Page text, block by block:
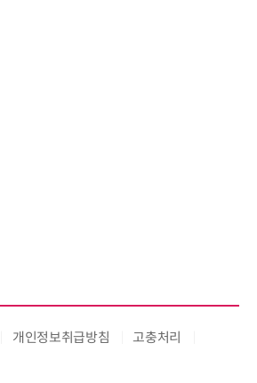
개인정보취급방침
고충처리